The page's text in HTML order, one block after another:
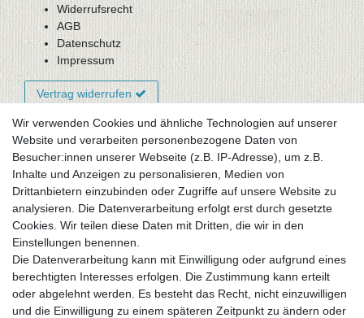
Widerrufsrecht
AGB
Datenschutz
Impressum
Vertrag widerrufen
Newsletter-Anmeldung
FAQ / Fragen
Mein Warenkorb
Mein Merkzettel
Mein Konto
UNSER LADENGESCHÄFT
Gottlieb-Daimler-Str. 10
33334 Gütersloh
Wir verwenden Cookies und ähnliche Technologien auf unserer
Website und verarbeiten personenbezogene Daten von
Besucher:innen unserer Webseite (z.B. IP-Adresse), um z.B.
Inhalte und Anzeigen zu personalisieren, Medien von
Drittanbietern einzubinden oder Zugriffe auf unsere Website zu
analysieren. Die Datenverarbeitung erfolgt erst durch gesetzte
Cookies. Wir teilen diese Daten mit Dritten, die wir in den
Einstellungen benennen.
Die Datenverarbeitung kann mit Einwilligung oder aufgrund eines
berechtigten Interesses erfolgen. Die Zustimmung kann erteilt
oder abgelehnt werden. Es besteht das Recht, nicht einzuwilligen
und die Einwilligung zu einem späteren Zeitpunkt zu ändern oder